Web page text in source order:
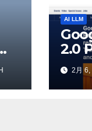
推
AI LLM
2.0
を発
2月